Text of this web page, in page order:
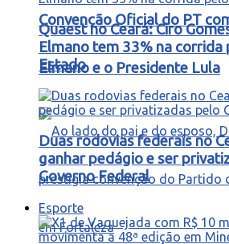
Convenção Oficial do PT
Elmano e o Presidente Lula
Quaest no Ceará: Ciro
Elmano tem 33% na corrida
Estado
Duas rodovias federais no
ganhar pedágio e ser
Governo Federal
Esporte